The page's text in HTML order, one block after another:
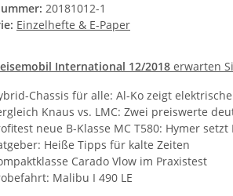
20181012-1
Einzelhefte & E-Paper
International 12/2018 erwarten
Chassis für alle: Al-Ko zeigt
Knaus vs. LMC: Zwei preiswerte
neue B-Klasse MC T580: Hymer setzt
Heiße Tipps für kalte Zeiten
Carado Vlow im Praxistest
Malibu I 490 LE